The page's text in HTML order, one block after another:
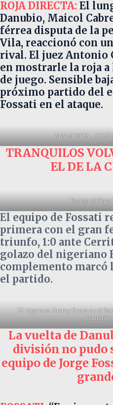
ROJA DIRECTA: El
Danubio, Maicol
férrea disputa de la
Vila, reaccionó con
rival. El juez Antonio
en mostrarle la roja a
de juego. Sensible
próximo partido del
Fossati en el ataque.
MALA PATA…ROJA
TRANQUILOS
EL DE LA
Festeja el
El equipo de Fossati
primera con el gran
triunfo, 1:0 ante
golazo del nigeriano
complemento marcó
el partido.
El nigeriano Jimmy Evans en el
Danubio
La vuelta de
división no pudo
equipo de Jorge